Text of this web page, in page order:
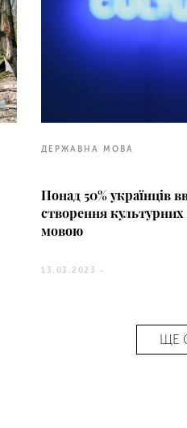
ДЕРЖАВНА МОВА
Понад 50% українців
створення
мовою
13.03.2023 -
ЩЕ